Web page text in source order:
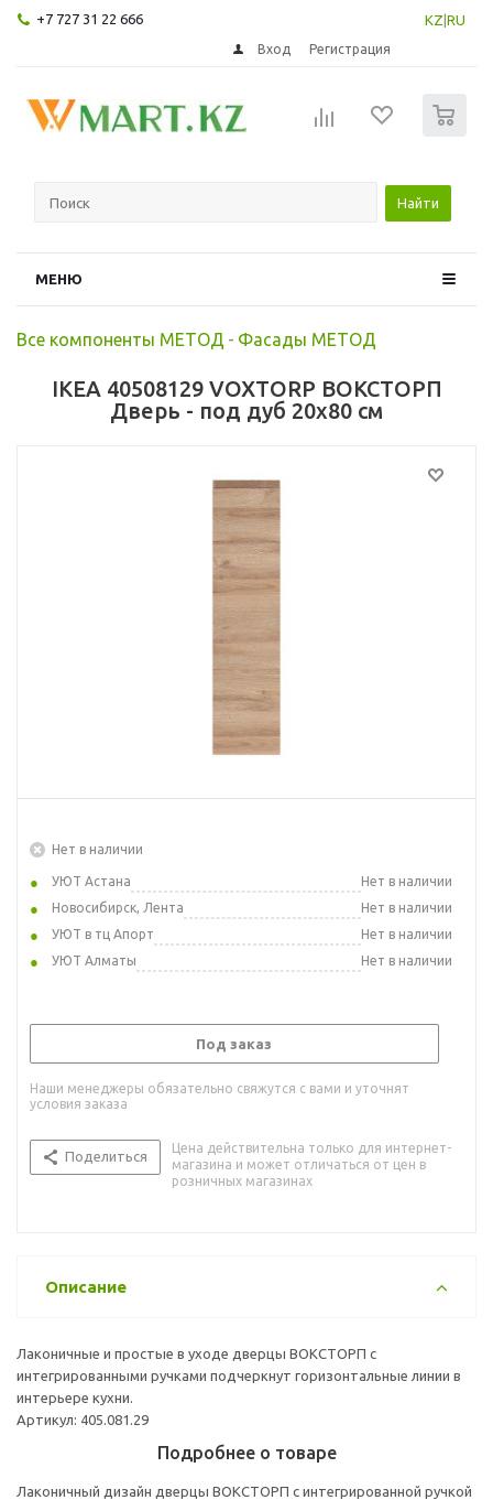
+7 727 31 22 666 KZ RU
Вход Регистрация
Найти
МЕНЮ
Все компоненты МЕТОД - Фасады МЕТОД
IKEA 40508129 VOXTORP ВОКСТОРП
Дверь - под дуб 20x80 см
Нет в наличии
УЮТ Астана
Нет в наличии
Новосибирск, Лента
Нет в наличии
УЮТ в тц Апорт
Нет в наличии
УЮТ Алматы
Нет в наличии
Под заказ
Наши менеджеры обязательно свяжутся с вами и уточнят
условия заказа
Поделиться
Цена действительна только для интернет-
магазина и может отличаться от цен в
розничных магазинах
Описание
Лаконичные и простые в уходе дверцы ВОКСТОРП с
интегрированными ручками подчеркнут горизонтальные линии в
интерьере кухни.
Артикул: 405.081.29
Подробнее о товаре
Лаконичный дизайн дверцы ВОКСТОРП с интегрированной ручкой